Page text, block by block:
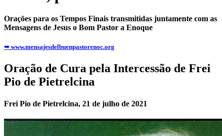
Orações para os Tempos Finais transmitidas juntamente com as
Mensagens de Jesus o Bom Pastor a Enoque
➥ www.mensajesdelbuenpastorenoc.org
Oração de Cura pela Intercessão de Frei
Pio de Pietrelcina
Frei Pio de Pietrelcina, 21 de julho de 2021